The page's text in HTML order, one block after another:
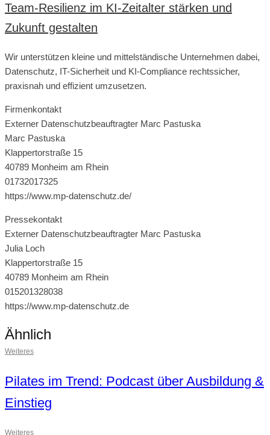
Team-Resilienz im KI-Zeitalter stärken und
Zukunft gestalten
Wir unterstützen kleine und mittelständische Unternehmen dabei,
Datenschutz, IT-Sicherheit und KI-Compliance rechtssicher,
praxisnah und effizient umzusetzen.
Firmenkontakt
Externer Datenschutzbeauftragter Marc Pastuska
Marc Pastuska
Klappertorstraße 15
40789 Monheim am Rhein
01732017325
https://www.mp-datenschutz.de/
Pressekontakt
Externer Datenschutzbeauftragter Marc Pastuska
Julia Loch
Klappertorstraße 15
40789 Monheim am Rhein
015201328038
https://www.mp-datenschutz.de
Ähnlich
Weiteres
Pilates im Trend: Podcast über Ausbildung &
Einstieg
Weiteres